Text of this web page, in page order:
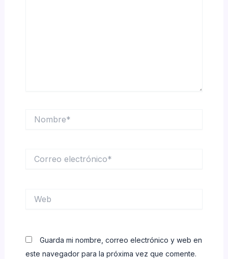
electrónico*
Guarda mi nombre, correo electrónico y web en
este navegador para la próxima vez que comente.